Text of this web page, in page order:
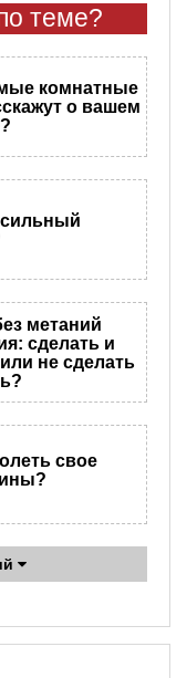
теме?
комнатные
о вашем
сильный
метаний
сделать и
не сделать
свое